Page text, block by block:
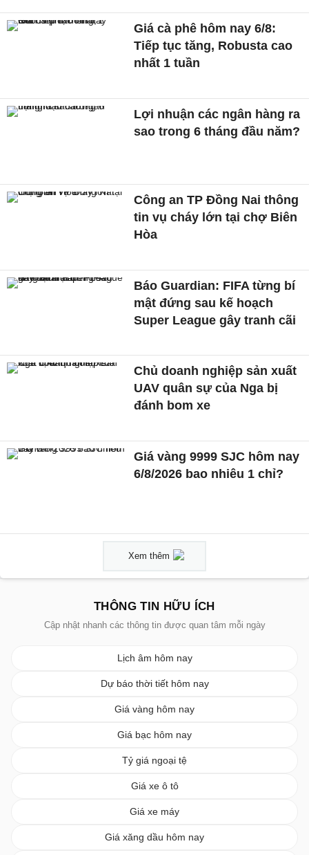
Giá cà phê hôm nay 6/8:
Tiếp tục tăng, Robusta cao
nhất 1 tuần
Lợi nhuận các ngân hàng ra
sao trong 6 tháng đầu năm?
Công an TP Đồng Nai thông
tin vụ cháy lớn tại chợ Biên
Hòa
Báo Guardian: FIFA từng bí
mật đứng sau kế hoạch
Super League gây tranh cãi
Chủ doanh nghiệp sản xuất
UAV quân sự của Nga bị
đánh bom xe
Giá vàng 9999 SJC hôm nay
6/8/2026 bao nhiêu 1 chỉ?
Xem thêm
THÔNG TIN HỮU ÍCH
Cập nhật nhanh các thông tin được quan tâm mỗi ngày
Lịch âm hôm nay
Dự báo thời tiết hôm nay
Giá vàng hôm nay
Giá bạc hôm nay
Tỷ giá ngoại tệ
Giá xe ô tô
Giá xe máy
Giá xăng dầu hôm nay